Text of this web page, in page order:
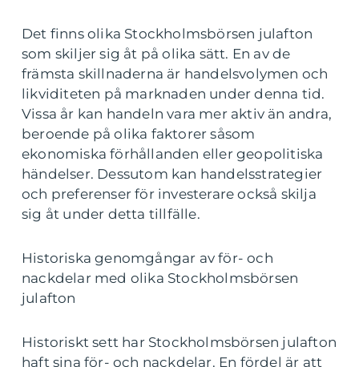
Det finns olika Stockholmsbörsen julafton
som skiljer sig åt på olika sätt. En av de
främsta skillnaderna är handelsvolymen och
likviditeten på marknaden under denna tid.
Vissa år kan handeln vara mer aktiv än andra,
beroende på olika faktorer såsom
ekonomiska förhållanden eller geopolitiska
händelser. Dessutom kan handelsstrategier
och preferenser för investerare också skilja
sig åt under detta tillfälle.
Historiska genomgångar av för- och
nackdelar med olika Stockholmsbörsen
julafton
Historiskt sett har Stockholmsbörsen julafton
haft sina för- och nackdelar. En fördel är att